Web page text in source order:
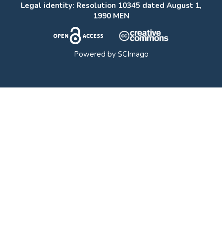
Legal identity: Resolution 10345 dated August 1,
1990 MEN
Powered by SCImago